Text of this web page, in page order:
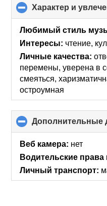
Характер и
Любимый стиль
Интересы: чтение,
Личные качества:
перемены, уверена в
смеяться,
остроумная
Дополнительные
Веб камера: нет
Водительские
Личный транспорт: